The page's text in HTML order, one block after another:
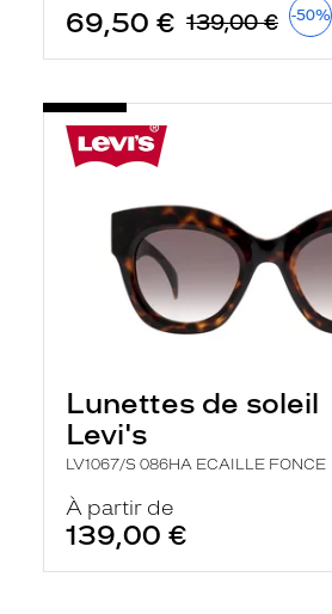
69,50 € 139,00 € -50%
Lunettes de soleil
Levi's
LV1067/S 086HA ECAILLE FONCE
À partir de
139,00 €